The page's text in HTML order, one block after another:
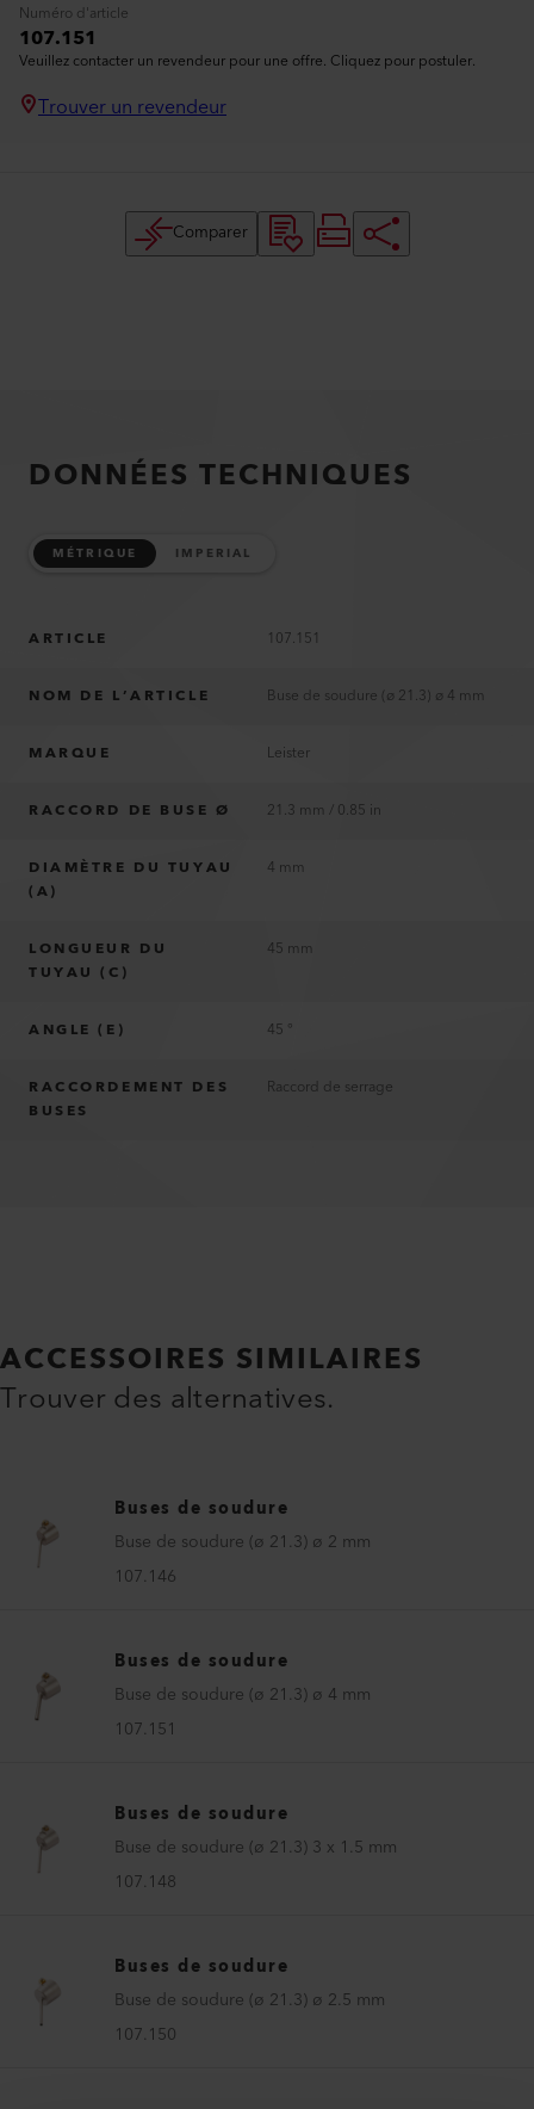
Numéro d'article
107.151
Veuillez contacter un revendeur pour une offre. Cliquez pour postuler.
Trouver un revendeur
Comparer
DONNÉES TECHNIQUES
MÉTRIQUE IMPERIAL
ARTICLE 107.151
NOM DE L’ARTICLE Buse de soudure (ø 21.3) ø 4 mm
MARQUE Leister
RACCORD DE BUSE Ø 21.3 mm / 0.85 in
DIAMÈTRE DU TUYAU
(A)
4 mm
LONGUEUR DU
TUYAU (C)
45 mm
ANGLE (E) 45 °
RACCORDEMENT DES
BUSES
Raccord de serrage
ACCESSOIRES SIMILAIRES
Trouver des alternatives.
Buses de soudure
Buse de soudure (ø 21.3) ø 2 mm
107.146
Buses de soudure
Buse de soudure (ø 21.3) ø 4 mm
107.151
Buses de soudure
Buse de soudure (ø 21.3) 3 x 1.5 mm
107.148
Buses de soudure
Buse de soudure (ø 21.3) ø 2.5 mm
107.150